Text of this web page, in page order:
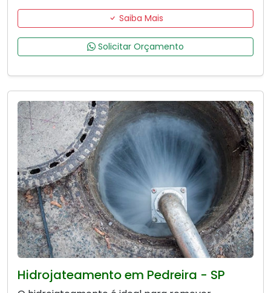
Saiba Mais
Solicitar Orçamento
Hidrojateamento em Pedreira - SP